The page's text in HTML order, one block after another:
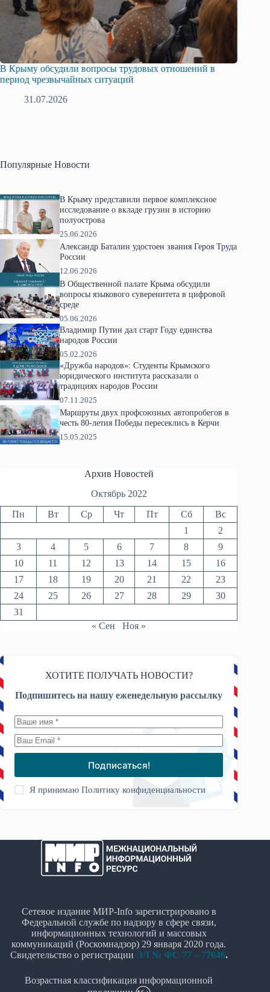
в
Русская община Крыма и Федерация независимых
профсоюзов Крыма укрепляют сотрудничество
Популярные Новости
В Крыму представили первое комплексное
исследование о вкладе грузин в историю
полуострова
25.06.2026
Александр Баталин удостоен звания Героя Труда
России
12.06.2026
В Общественной палате Крыма обсудили
вопросы языкового суверенитета в цифровой
среде
05.06.2026
Владимир Путин дал старт Году единства
народов России
05.02.2026
«Дружба народов»: Студенты Крымского
юридического института рассказали о
традициях народов России
07.11.2025
Маршруты двух профсоюзных автопробегов в
честь 80-летия Победы пересеклись в Керчи
15.05.2025
Архив Новостей
Октябрь 2022
Пн Вт Ср Чт Пт Сб
Вс
1
2
3
4 5 6 7 8
9
10
11 12 13 14 15
16
17
18 19 20 21 22
23
24
25 26 27 28 29
30
31
« Сен
Ноя »
ХОТИТЕ ПОЛУЧАТЬ НОВОСТИ?
Подпишитесь на нашу еженедельную рассылку
Подписаться!
Я принимаюПолитику конфиденциальности
Сетевое издание МИР-Info зарегистрировано в
Федеральной службе по надзору в сфере связи,
информационных технологий и массовых
коммуникаций (Роскомнадзор) 29 января 2020 года.
Свидетельство о регистрации ЭЛ № ФС 77 – 77646.
Возрастная классификация информационной